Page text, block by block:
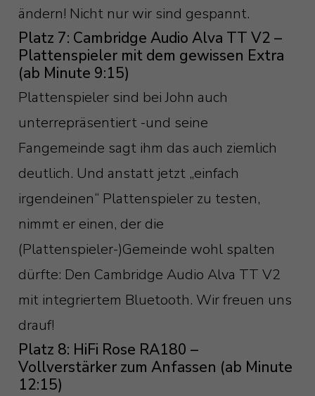
ändern! Nicht nur wir sind gespannt.
Platz 7: Cambridge Audio Alva TT V2 –
Plattenspieler mit dem gewissen Extra
(ab Minute 9:15)
Plattenspieler sind bei John auch
unterrepräsentiert -und seine
Fangemeinde sagt ihm das auch ziemlich
deutlich. Und anstatt jetzt „einfach
irgendeinen“ Plattenspieler zu testen,
nimmt er einen, der die
(Plattenspieler-)Gemeinde wohl spalten
dürfte: Den Cambridge Audio Alva TT V2
mit integriertem Bluetooth. Wir freuen uns
drauf!
Platz 8: HiFi Rose RA180 –
Vollverstärker zum Anfassen (ab Minute
12:15)